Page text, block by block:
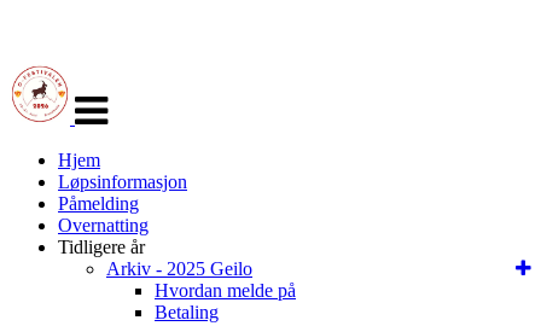
navigasjon
Hjem
Løpsinformasjon
Påmelding
Overnatting
Tidligere år
Arkiv - 2025 Geilo
Hvordan melde på
Betaling